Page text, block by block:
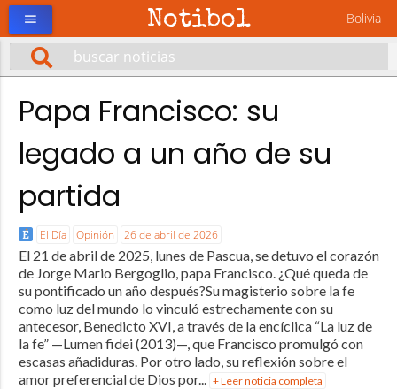
Notibol Bolivia
menu
Papa Francisco: su
legado a un año de su
partida
El Día Opinión 26 de abril de 2026
El 21 de abril de 2025, lunes de Pascua, se detuvo el corazón
de Jorge Mario Bergoglio, papa Francisco. ¿Qué queda de
su pontificado un año después?Su magisterio sobre la fe
como luz del mundo lo vinculó estrechamente con su
antecesor, Benedicto XVI, a través de la encíclica “La luz de
la fe” —Lumen fidei (2013)—, que Francisco promulgó con
escasas añadiduras. Por otro lado, su reflexión sobre el
amor preferencial de Dios por... + Leer noticia completa